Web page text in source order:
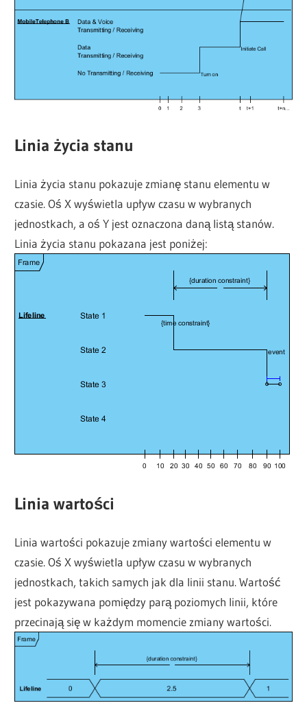
Linia życia stanu
Linia życia stanu pokazuje zmianę stanu elementu w
czasie. Oś X wyświetla upływ czasu w wybranych
jednostkach, a oś Y jest oznaczona daną listą stanów.
Linia życia stanu pokazana jest poniżej:
Linia wartości
Linia wartości pokazuje zmiany wartości elementu w
czasie. Oś X wyświetla upływ czasu w wybranych
jednostkach, takich samych jak dla linii stanu. Wartość
jest pokazywana pomiędzy parą poziomych linii, które
przecinają się w każdym momencie zmiany wartości.